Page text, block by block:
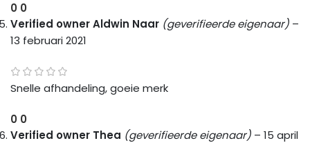
0 0
Verified ownerAldwin Naar (geverifieerde eigenaar) –
13 februari 2021
Snelle afhandeling, goeie merk
0 0
Verified owner Thea (geverifieerde eigenaar) – 15 april